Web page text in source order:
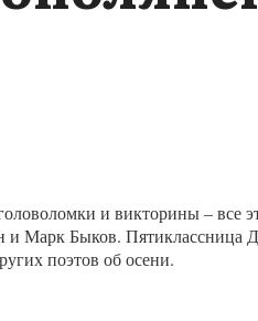
и викторины – все
и Марк Быков. Пятиклассница
поэтов об осени.